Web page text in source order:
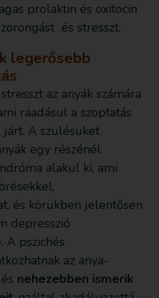
prolaktin és oxitocin
és stresszt.
legerősebb
az anyák számára
ráadásul a szoptatás
A szülésüket
egy részénél
alakul ki, ami
és körükben jelentősen
depresszió
A pszichés
az anya-
nehezebben ismerik